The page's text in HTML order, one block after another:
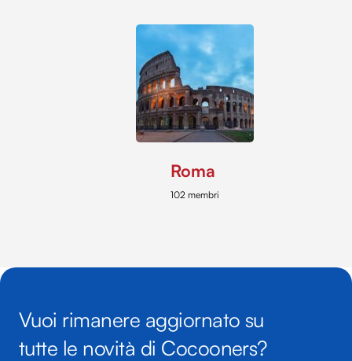
Roma
102 membri
Vuoi rimanere aggiornato su
tutte le novità di Cocooners?